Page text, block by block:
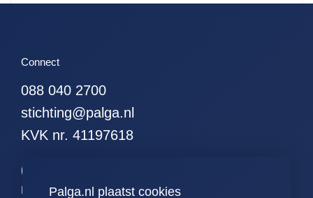
Palga.nl plaatst cookies
Connect
088 040 2700
stichting@palga.nl
KVK nr. 41197618
Palga links